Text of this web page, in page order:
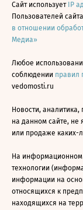
Сайт использует IP
Пользователей
в отношении
Медиа»
Любое
соблюдении правил
vedomosti.ru
Новости,
на данном сайте, не
или продаже каких-
На информационном
технологии
информации на
относящихся к
находящихся на